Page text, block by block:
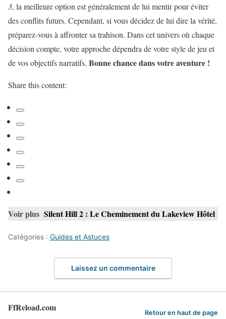
3, la meilleure option est généralement de lui mentir pour éviter
des conflits futurs. Cependant, si vous décidez de lui dire la vérité,
préparez-vous à affronter sa trahison. Dans cet univers où chaque
décision compte, votre approche dépendra de votre style de jeu et
de vos objectifs narratifs. Bonne chance dans votre aventure !
Share this content:
Voir plus Silent Hill 2 : Le Cheminement du Lakeview Hôtel
Catégories : Guides et Astuces
Laissez un commentaire
FfReload.com Retour en haut de page